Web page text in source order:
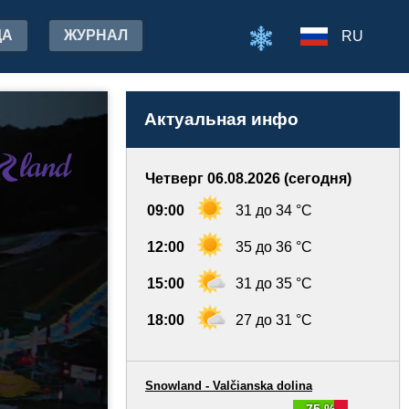
ЖУРНАЛ RU
Актуальная инфо
Четверг 06.08.2026 (сегодня)
09:00 31 до 34 °C
12:00 35 до 36 °C
15:00 31 до 35 °C
18:00 27 до 31 °C
Snowland - Valčianska dolina